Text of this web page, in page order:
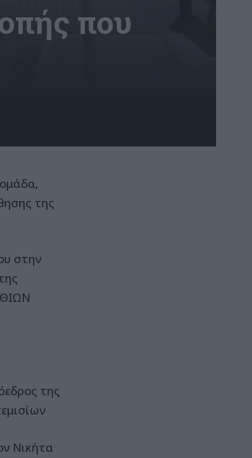
που
της
στην
της
Νικήτα